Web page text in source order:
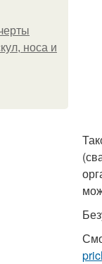
носа и